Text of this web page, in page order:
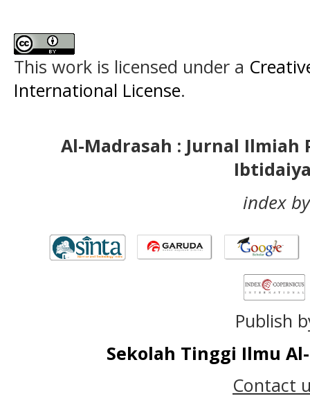
This work is licensed under a
International License.
Al-Madrasah : Jurnal Ilmiah
index
Publish
Sekolah Tinggi Ilmu
Contact